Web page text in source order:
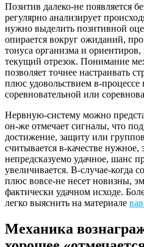
Позитив далеко-не появляется
регулярно анализирует
нужно выделить позитивной
опирается вокруг ожиданий,
тонуса организма и
текущий отрезок. Понимание
позволяет точнее настраивать
плюс удовольствием в-процессе
соревновательной или
Нервную-систему можно
он-же отмечает сигналы, что
достижение, защиту или
считывается в-качестве нужное,
непредсказуемо удачное, шанс
увеличивается. В-случае-когда
плюс вовсе-не несет новизны,
фактически удачном исходе.
легко выяснить на материале
Механика